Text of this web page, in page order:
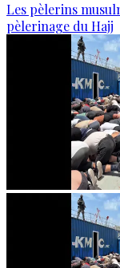
Les pèlerins
pèlerinage du Hajj